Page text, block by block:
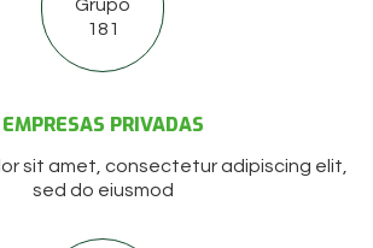
EMPRESAS PRIVADAS
sit amet, consectetur adipiscing elit,
sed do eiusmod